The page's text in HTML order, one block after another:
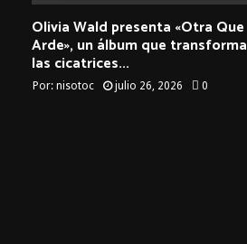
Olivia Wald presenta «Otra Que
Arde», un álbum que transforma
las cicatrices...
Por: nisotoc julio 26, 2026 0